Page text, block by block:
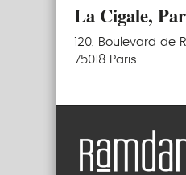
La Cigale,
120, Boulevard de
75018 Paris